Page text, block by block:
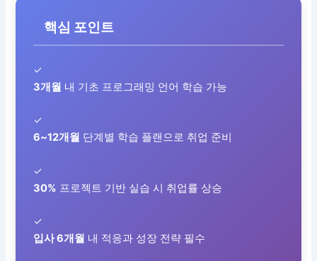
핵심 포인트
✓
3개월 내 기초 프로그래밍 언어 학습 가능
✓
6~12개월 단계별 학습 플랜으로 취업 준비
✓
30% 프로젝트 기반 실습 시 취업률 상승
✓
입사 6개월 내 적응과 성장 전략 필수